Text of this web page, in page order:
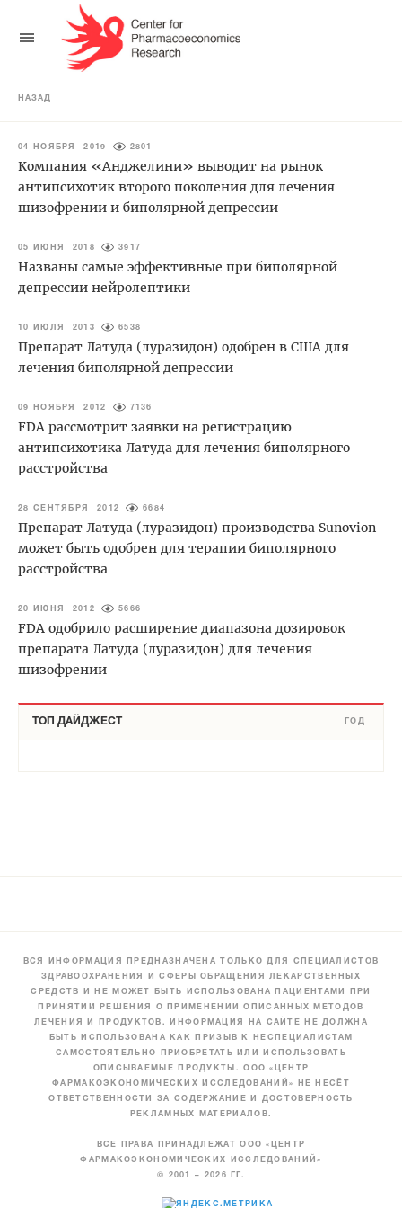
НАЗАД
04 НОЯБРЯ 2019 2801
Компания «Анджелини» выводит на рынок
антипсихотик второго поколения для лечения
шизофрении и биполярной депрессии
05 ИЮНЯ 2018 3917
Названы самые эффективные при биполярной
депрессии нейролептики
10 ИЮЛЯ 2013 6538
Препарат Латуда (луразидон) одобрен в США для
лечения биполярной депрессии
09 НОЯБРЯ 2012 7136
FDA рассмотрит заявки на регистрацию
антипсихотика Латуда для лечения биполярного
расстройства
28 СЕНТЯБРЯ 2012 6684
Препарат Латуда (луразидон) производства Sunovion
может быть одобрен для терапии биполярного
расстройства
20 ИЮНЯ 2012 5666
FDA одобрило расширение диапазона дозировок
препарата Латуда (луразидон) для лечения
шизофрении
ТОП ДАЙДЖЕСТ ГОД
ВСЯ ИНФОРМАЦИЯ ПРЕДНАЗНАЧЕНА ТОЛЬКО ДЛЯ СПЕЦИАЛИСТОВ
ЗДРАВООХРАНЕНИЯ И СФЕРЫ ОБРАЩЕНИЯ ЛЕКАРСТВЕННЫХ
СРЕДСТВ И НЕ МОЖЕТ БЫТЬ ИСПОЛЬЗОВАНА ПАЦИЕНТАМИ ПРИ
ПРИНЯТИИ РЕШЕНИЯ О ПРИМЕНЕНИИ ОПИСАННЫХ МЕТОДОВ
ЛЕЧЕНИЯ И ПРОДУКТОВ. ИНФОРМАЦИЯ НА САЙТЕ НЕ ДОЛЖНА
БЫТЬ ИСПОЛЬЗОВАНА КАК ПРИЗЫВ К НЕСПЕЦИАЛИСТАМ
САМОСТОЯТЕЛЬНО ПРИОБРЕТАТЬ ИЛИ ИСПОЛЬЗОВАТЬ
ОПИСЫВАЕМЫЕ ПРОДУКТЫ. ООО «ЦЕНТР
ФАРМАКОЭКОНОМИЧЕСКИХ ИССЛЕДОВАНИЙ» НЕ НЕСЁТ
ОТВЕТСТВЕННОСТИ ЗА СОДЕРЖАНИЕ И ДОСТОВЕРНОСТЬ
РЕКЛАМНЫХ МАТЕРИАЛОВ.
ВСЕ ПРАВА ПРИНАДЛЕЖАТ ООО «ЦЕНТР
ФАРМАКОЭКОНОМИЧЕСКИХ ИССЛЕДОВАНИЙ»
© 2001 – 2026 ГГ.